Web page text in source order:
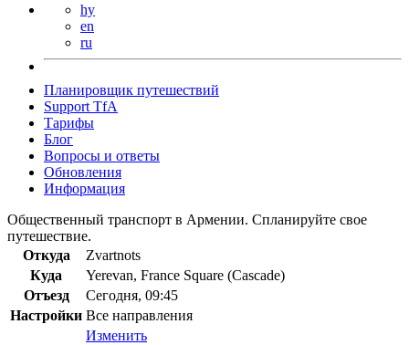
hy
en
ru
Планировщик путешествий
Support TfA
Тарифы
Блог
Вопросы и ответы
Обновления
Информация
Общественный транспорт в Армении. Спланируйте свое
путешествие.
Откуда
Zvartnots
Куда
Yerevan, France Square (Cascade)
Отъезд
Сегодня, 09:45
Настройки Все направления
Изменить